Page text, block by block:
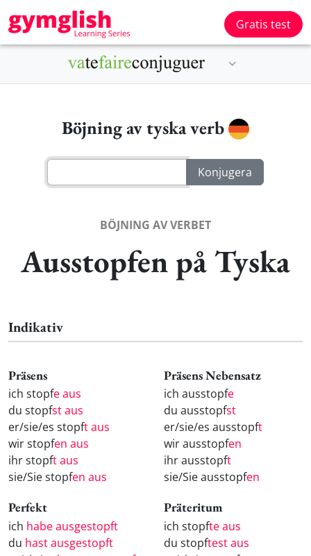
Gratis test
Böjning av tyska verb
BÖJNING AV VERBET
Ausstopfen på Tyska
Indikativ
Präsens
ich stopfe aus
du stopfst aus
er/sie/es stopft aus
wir stopfen aus
ihr stopft aus
sie/Sie stopfen aus
Präsens Nebensatz
ich ausstopfe
du ausstopfst
er/sie/es ausstopft
wir ausstopfen
ihr ausstopft
sie/Sie ausstopfen
Perfekt
ich habe ausgestopft
du hast ausgestopft
Präteritum
ich stopfte aus
du stopftest aus